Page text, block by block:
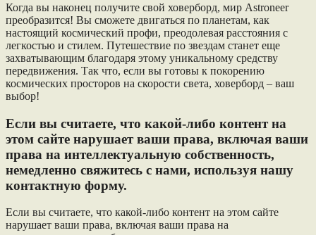
Когда вы наконец получите свой ховерборд, мир Astroneer
преобразится! Вы сможете двигаться по планетам, как
настоящий космический профи, преодолевая расстояния с
легкостью и стилем. Путешествие по звездам станет еще
захватывающим благодаря этому уникальному средству
передвижения. Так что, если вы готовы к покорению
космических просторов на скорости света, ховерборд – ваш
выбор!
Если вы считаете, что какой-либо контент на
этом сайте нарушает ваши права, включая ваши
права на интеллектуальную собственность,
немедленно свяжитесь с нами, используя нашу
контактную форму.
Если вы считаете, что какой-либо контент на этом сайте
нарушает ваши права, включая ваши права на